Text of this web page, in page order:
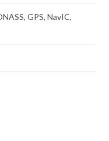
GPS, NavIC,